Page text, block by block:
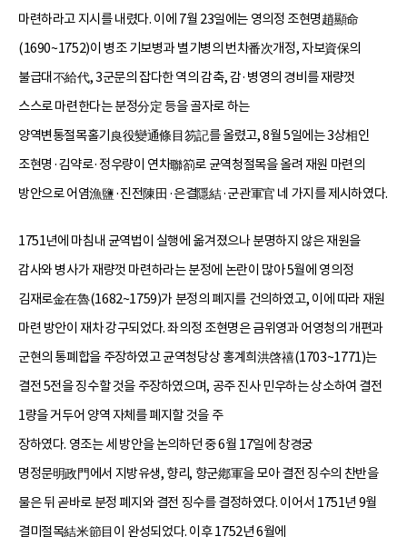
마련하라고 지시를 내렸다. 이에 7월 23일에는 영의정 조현명趙顯命
(1690~1752)이 병조 기보병과 별기병의 번차番次개정, 자보資保의
불급대不給代, 3군문의 잡다한 역의 감축, 감·병영의 경비를 재량껏
스스로 마련한다는 분정分定 등을 골자로 하는
양역변통절목홀기良役變通條目笏記를 올렸고, 8월 5일에는 3상相인
조현명·김약로·정우량이 연차聯箚로 균역청절목을 올려 재원 마련의
방안으로 어염漁鹽·진전陳田·은결隱結·군관軍官 네 가지를 제시하였다.
1751년에 마침내 균역법이 실행에 옮겨졌으나 분명하지 않은 재원을
감사와 병사가 재량껏 마련하라는 분정에 논란이 많아 5월에 영의정
김재로金在魯(1682~1759)가 분정의 폐지를 건의하였고, 이에 따라 재원
마련 방안이 재차 강구되었다. 좌의정 조현명은 금위영과 어영청의 개편과
군현의 통폐합을 주장하였고 균역청당상 홍계희洪啓禧(1703~1771)는
결전 5전을 징수할 것을 주장하였으며, 공주 진사 민우하는 상소하여 결전
1량을 거두어 양역 자체를 폐지할 것을 주
장하였다. 영조는 세 방안을 논의하던 중 6월 17일에 창경궁
명정문明政門에서 지방유생, 향리, 향군鄕軍을 모아 결전 징수의 찬반을
물은 뒤 곧바로 분정 폐지와 결전 징수를 결정하였다. 이어서 1751년 9월
결미절목結米節目이 완성되었다. 이후 1752년 6월에